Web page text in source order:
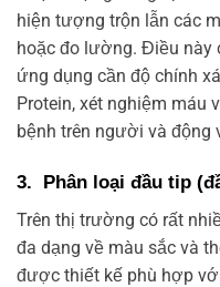
hiện tượng trộn lẫn các
hoặc đo lường. Điều này
ứng dụng cần độ chính
Protein, xét nghiệm máu
bệnh trên người và động
3. Phân loại đầu tip
Trên thị trường có rất
đa dạng về màu sắc và
được thiết kế phù hợp